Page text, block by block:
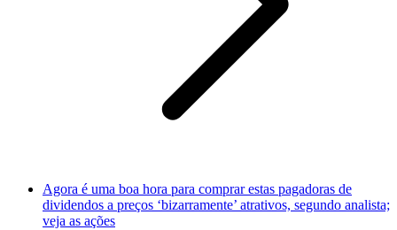
Agora é uma boa hora para comprar estas pagadoras de
dividendos a preços ‘bizarramente’ atrativos, segundo analista;
veja as ações